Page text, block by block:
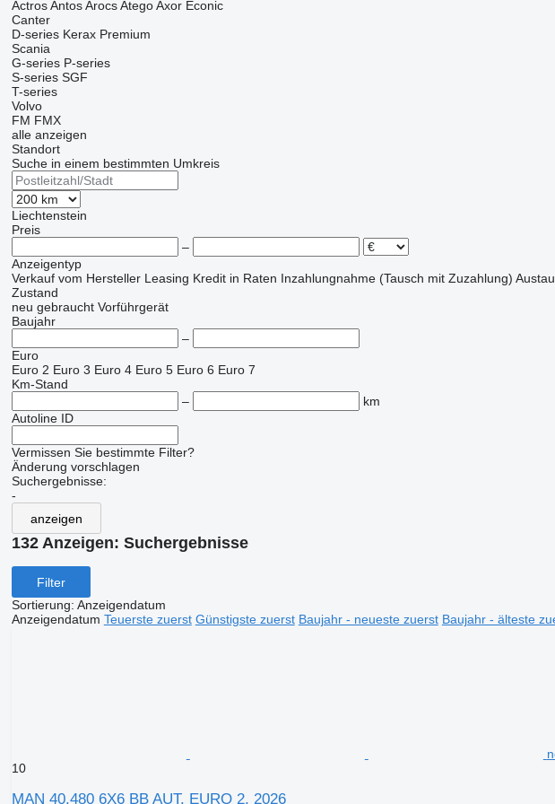
Actros Antos Arocs Atego Axor Econic
Canter
D-series Kerax Premium
Scania
G-series P-series
S-series SGF
T-series
Volvo
FM FMX
alle anzeigen
Standort
Suche in einem bestimmten Umkreis
Liechtenstein
Preis
–
Anzeigentyp
Verkauf vom Hersteller Leasing Kredit in Raten Inzahlungnahme (Tausch mit Zuzahlung)
Zustand
neu gebraucht Vorführgerät
Baujahr
–
Euro
Euro 2 Euro 3 Euro 4 Euro 5 Euro 6 Euro 7
Km-Stand
–
km
Autoline ID
Vermissen Sie bestimmte Filter?
Änderung vorschlagen
Suchergebnisse:
-
anzeigen
132 Anzeigen: Suchergebnisse
Filter
Sortierung: Anzeigendatum
Anzeigendatum Teuerste zuerst Günstigste zuerst Baujahr - neueste zuerst Baujahr - älteste
10
MAN 40.480 6X6 BB AUT. EURO 2, 2026